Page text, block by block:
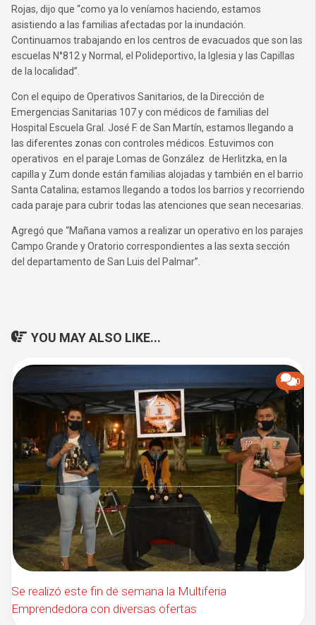
Rojas, dijo que “como ya lo veníamos haciendo, estamos
asistiendo a las familias afectadas por la inundación.
Continuamos trabajando en los centros de evacuados que son las
escuelas N°812 y Normal, el Polideportivo, la Iglesia y las Capillas
de la localidad”.
Con el equipo de Operativos Sanitarios, de la Dirección de
Emergencias Sanitarias 107 y con médicos de familias del
Hospital Escuela Gral. José F. de San Martín, estamos llegando a
las diferentes zonas con controles médicos. Estuvimos con
operativos en el paraje Lomas de González de Herlitzka, en la
capilla y Zum donde están familias alojadas y también en el barrio
Santa Catalina; estamos llegando a todos los barrios y recorriendo
cada paraje para cubrir todas las atenciones que sean necesarias.
Agregó que “Mañana vamos a realizar un operativo en los parajes
Campo Grande y Oratorio correspondientes a las sexta sección
del departamento de San Luis del Palmar”.
YOU MAY ALSO LIKE...
0
Se realizó este fin de semana la Multiferia
Emprendedora con diversas ofertas